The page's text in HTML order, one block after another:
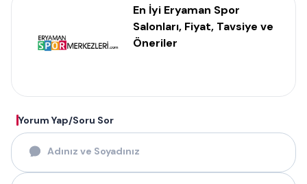
En İyi Eryaman Spor
Salonları, Fiyat, Tavsiye ve
Öneriler
Yorum Yap/Soru Sor